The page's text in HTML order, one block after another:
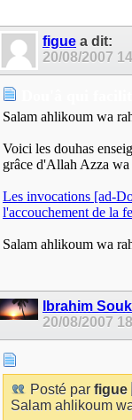
figue a dit:
20/08/2007
Salam ahlikoum wa
Voici les douhas
grâce d'Allah Azza wa
Les invocations [ad-
l'accouchement de la
Salam ahlikoum wa
Ibrahim
20/08/2007
Posté par figue
Salam ahlikoum